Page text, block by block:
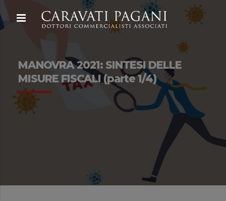
MANOVRA 2021: SINTESI DELLE
MISURE FISCALI (parte 1/4)